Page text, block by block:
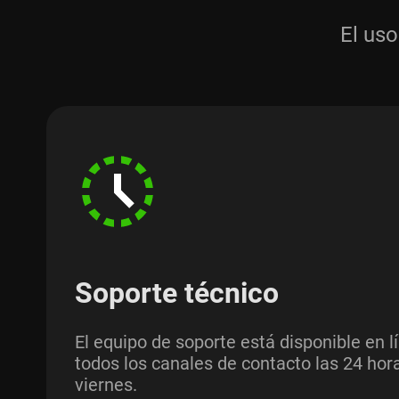
El
Soporte técnico
El equipo de soporte está disponible en
todos los canales de contacto las 24
viernes.